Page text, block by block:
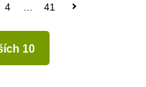
4 41
10